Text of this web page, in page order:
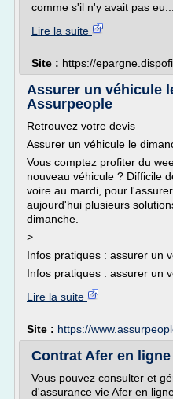
comme s'il n'y avait pas eu...
Lire la suite
Site : https://
Assurer un véhicule
Assurpeople
Retrouvez votre devis
Assurer un véhicule le
Vous comptez profiter du
nouveau véhicule ? Difficile
voire au mardi, pour
aujourd'hui plusieurs
dimanche.
>
Infos pratiques : assurer un
Infos pratiques : assurer un
Lire la suite
Site : https://
Contrat Afer en
Vous pouvez consulter et
d'assurance vie Afer en